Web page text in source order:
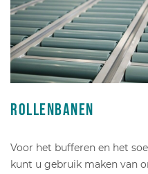
Rollenbanen
Voor het bufferen en het
kunt u gebruik maken van
Verpakken - Inpakken - Sorteren
Accessoires